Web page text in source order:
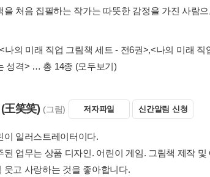
을 처음 집필하는 작가는 따뜻한 감정을 가진 사람
<나의 미래 직업 그림책 세트 - 전6권>,<나의 미래 직
성격> … 총 14종 (모두보기)
笑笑) (그림) 저자파일 신간알림 신청
이 일러스트레이터이다.
된 업무는 상품 디자인. 어린이 게임. 그림책 제작
웃고 사랑하는 것을 좋아합니다.